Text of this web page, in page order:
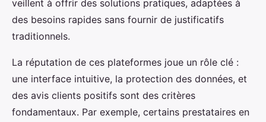
veillent à offrir des solutions pratiques, adaptées à
des besoins rapides sans fournir de justificatifs
traditionnels.
La réputation de ces plateformes joue un rôle clé :
une interface intuitive, la protection des données, et
des avis clients positifs sont des critères
fondamentaux. Par exemple, certains prestataires en